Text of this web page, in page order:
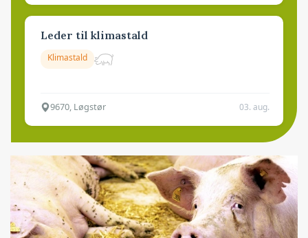
Leder til klimastald
Klimastald
9670, Løgstør 03. aug.